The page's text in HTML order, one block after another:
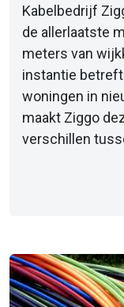
Kabelbedrijf
de allerlaatste
meters van
instantie
woningen in
maakt Ziggo
verschillen